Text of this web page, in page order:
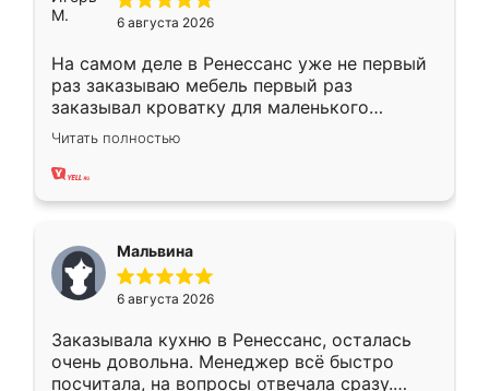
6 августа 2026
На самом деле в Ренессанс уже не первый
раз заказываю мебель первый раз
заказывал кроватку для маленького
ребёнка при его рождении ,во второй раз
заказал шкаф-купе. По качеству очень
хорошее сборка достаточно быстрая,
меньше, здесь же он более разнообразный.
Мне нравится ,если что-то потребуется из
мебели буду заказывать только здесь.
Читать полностью
Мальвина
6 августа 2026
Заказывала кухню в Ренессанс, осталась
очень довольна. Менеджер всё быстро
посчитала, на вопросы отвечала сразу.